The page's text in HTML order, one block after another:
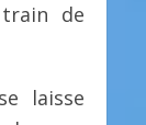
de
laisse